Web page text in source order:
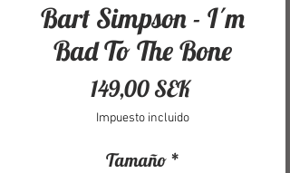
Bart Simpson - I´m
Bad To The Bone
149,00 SEKPrecio
Impuesto incluido
Tamaño *